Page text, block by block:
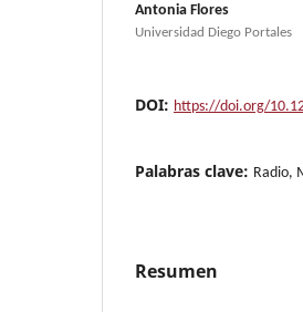
Antonia Flores
Universidad Diego Portales
DOI: https://doi.org/
Palabras clave: Radio,
Resumen